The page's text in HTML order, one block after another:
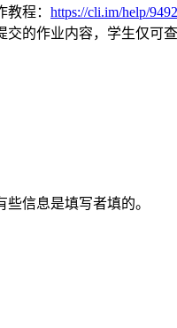
程： https://cli.im/help/
的作业内容，学生仅可
信息是填写者填的。